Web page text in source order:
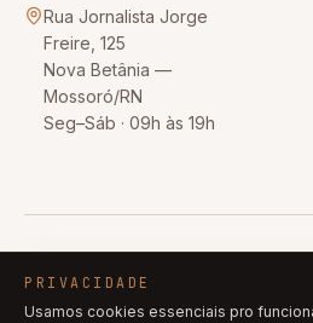
Rua Jornalista Jorge
Freire, 125
Nova Betânia —
Mossoró/RN
Seg–Sáb · 09h às 19h
CNPJ
PRIVACIDADE
Usamos cookies essenciais pro